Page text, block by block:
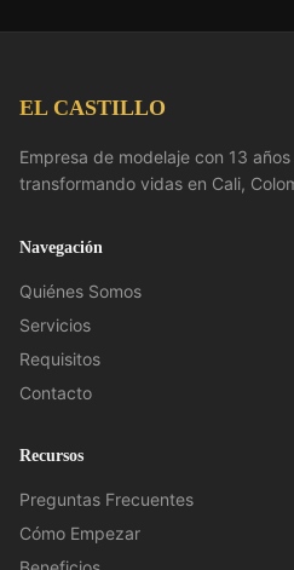
EL CASTILLO
Empresa de modelaje con 13
transformando vidas en Cali,
Navegación
Quiénes Somos
Servicios
Requisitos
Contacto
Recursos
Preguntas Frecuentes
Cómo Empezar